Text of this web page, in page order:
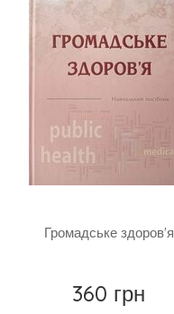
Громадське здоров'я
360 грн